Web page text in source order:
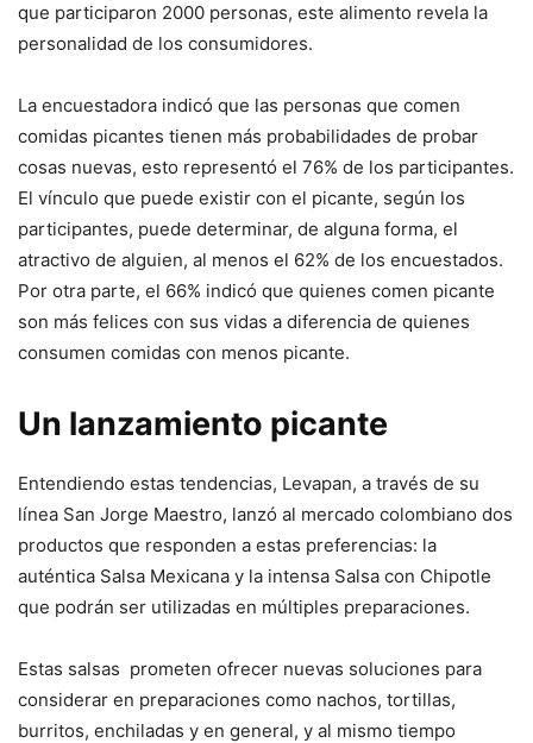
que participaron 2000 personas, este alimento revela la
personalidad de los consumidores.
La encuestadora indicó que las personas que comen
comidas picantes tienen más probabilidades de probar
cosas nuevas, esto representó el 76% de los participantes.
El vínculo que puede existir con el picante, según los
participantes, puede determinar, de alguna forma, el
atractivo de alguien, al menos el 62% de los encuestados.
Por otra parte, el 66% indicó que quienes comen picante
son más felices con sus vidas a diferencia de quienes
consumen comidas con menos picante.
Un lanzamiento picante
Entendiendo estas tendencias, Levapan, a través de su
línea San Jorge Maestro, lanzó al mercado colombiano dos
productos que responden a estas preferencias: la
auténtica Salsa Mexicana y la intensa Salsa con Chipotle
que podrán ser utilizadas en múltiples preparaciones.
Estas salsas prometen ofrecer nuevas soluciones para
considerar en preparaciones como nachos, tortillas,
burritos, enchiladas y en general, y al mismo tiempo